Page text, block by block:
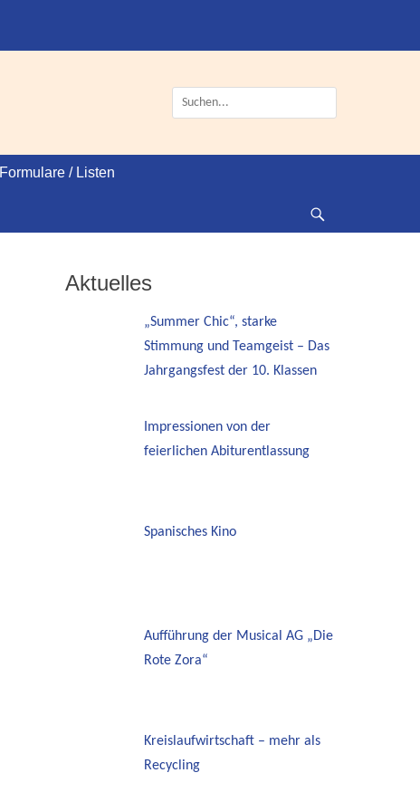
Suche
nach:
Formulare / Listen
Aktuelles
„Summer Chic“, starke
Stimmung und Teamgeist – Das
Jahrgangsfest der 10. Klassen
Impressionen von der
feierlichen Abiturentlassung
Spanisches Kino
Aufführung der Musical AG „Die
Rote Zora“
Kreislaufwirtschaft – mehr als
Recycling